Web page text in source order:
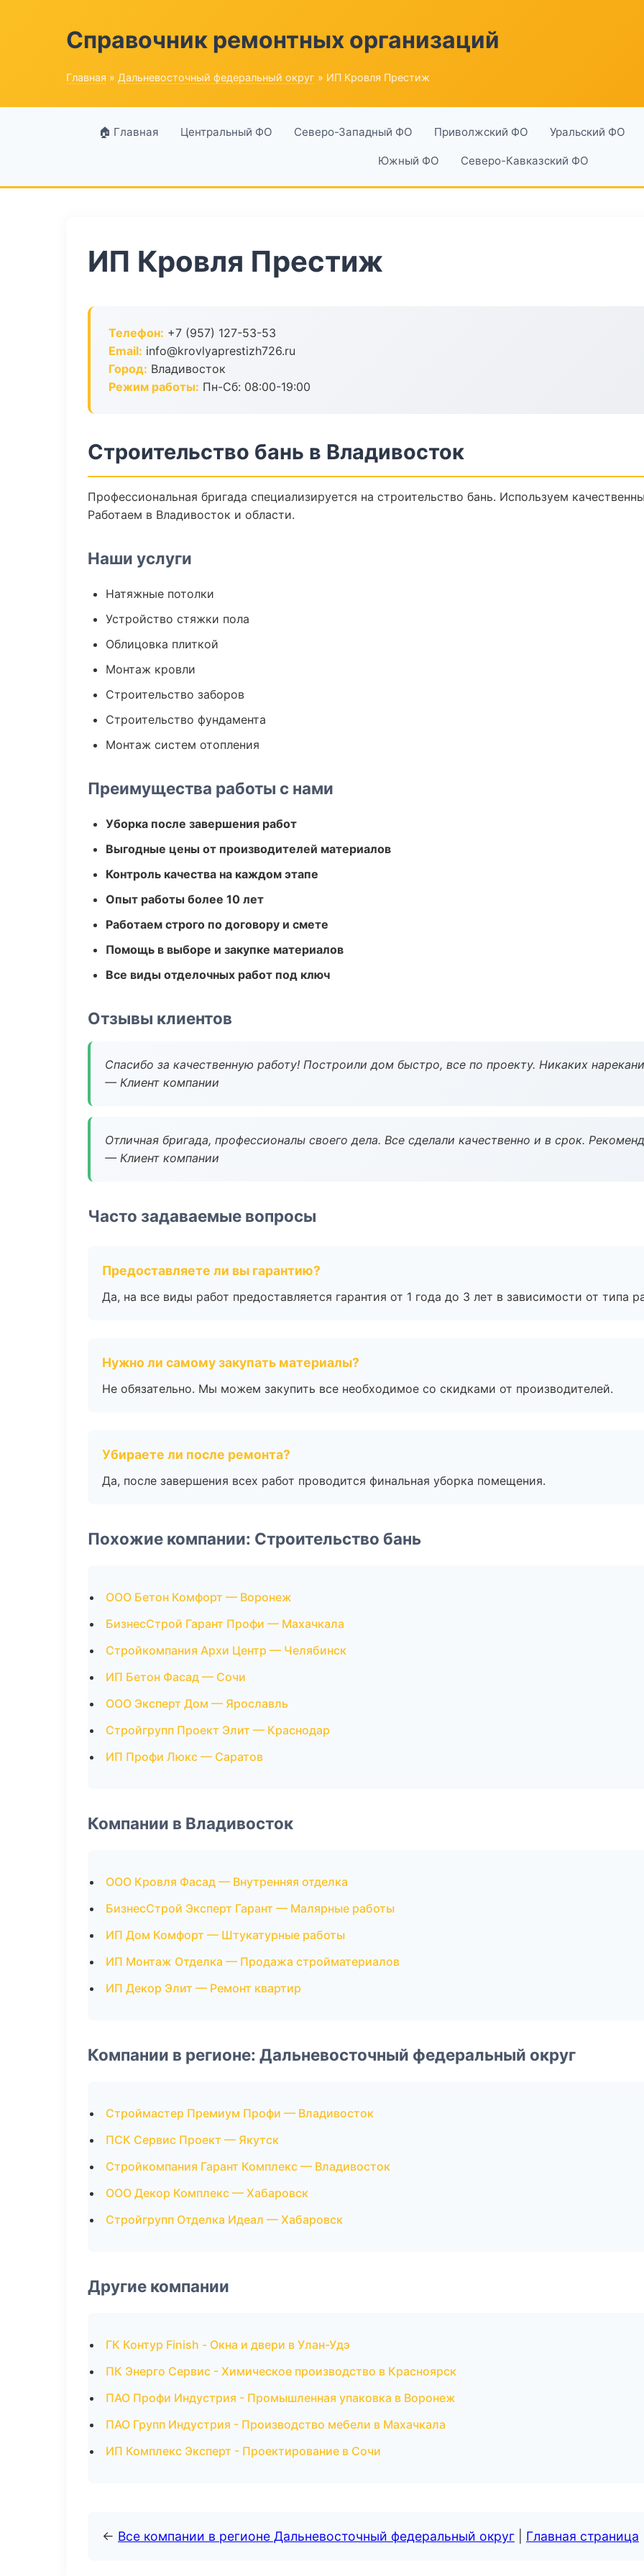
Справочник ремонтных организаций
Главная » Дальневосточный федеральный округ » ИП Кровля Престиж
🏠 Главная Центральный ФО Северо-Западный ФО Приволжский ФО Уральский ФО
Южный ФО Северо-Кавказский ФО
ИП Кровля Престиж
Телефон: +7 (957) 127-53-53
Email: info@krovlyaprestizh726.ru
Город: Владивосток
Режим работы: Пн-Сб: 08:00-19:00
Строительство бань в Владивосток
Профессиональная бригада специализируется на строительство бань. Используем
Работаем в Владивосток и области.
Наши услуги
Натяжные потолки
Устройство стяжки пола
Облицовка плиткой
Монтаж кровли
Строительство заборов
Строительство фундамента
Монтаж систем отопления
Преимущества работы с нами
Уборка после завершения работ
Выгодные цены от производителей материалов
Контроль качества на каждом этапе
Опыт работы более 10 лет
Работаем строго по договору и смете
Помощь в выборе и закупке материалов
Все виды отделочных работ под ключ
Отзывы клиентов
Спасибо за качественную работу! Построили дом быстро, все по проекту. Никаких
— Клиент компании
Отличная бригада, профессионалы своего дела. Все сделали качественно и в срок.
— Клиент компании
Часто задаваемые вопросы
Предоставляете ли вы гарантию?
Да, на все виды работ предоставляется гарантия от 1 года до 3 лет в зависимости от типа
Нужно ли самому закупать материалы?
Не обязательно. Мы можем закупить все необходимое со скидками от производителей.
Убираете ли после ремонта?
Да, после завершения всех работ проводится финальная уборка помещения.
Похожие компании: Строительство бань
ООО Бетон Комфорт — Воронеж
БизнесСтрой Гарант Профи — Махачкала
Стройкомпания Архи Центр — Челябинск
ИП Бетон Фасад — Сочи
ООО Эксперт Дом — Ярославль
Стройгрупп Проект Элит — Краснодар
ИП Профи Люкс — Саратов
Компании в Владивосток
ООО Кровля Фасад — Внутренняя отделка
БизнесСтрой Эксперт Гарант — Малярные работы
ИП Дом Комфорт — Штукатурные работы
ИП Монтаж Отделка — Продажа стройматериалов
ИП Декор Элит — Ремонт квартир
Компании в регионе: Дальневосточный федеральный округ
Строймастер Премиум Профи — Владивосток
ПСК Сервис Проект — Якутск
Стройкомпания Гарант Комплекс — Владивосток
ООО Декор Комплекс — Хабаровск
Стройгрупп Отделка Идеал — Хабаровск
Другие компании
ГК Контур Finish - Окна и двери в Улан-Удэ
ПК Энерго Сервис - Химическое производство в Красноярск
ПАО Профи Индустрия - Промышленная упаковка в Воронеж
ПАО Групп Индустрия - Производство мебели в Махачкала
ИП Комплекс Эксперт - Проектирование в Сочи
← Все компании в регионе Дальневосточный федеральный округ Главная страница